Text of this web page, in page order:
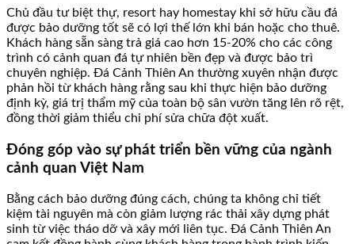
Chủ đầu tư biệt thự, resort hay homestay khi sở hữu cầu đá
được bảo dưỡng tốt sẽ có lợi thế lớn khi bán hoặc cho thuê.
Khách hàng sẵn sàng trả giá cao hơn 15-20% cho các công
trình có cảnh quan đá tự nhiên bền đẹp và được bảo trì
chuyên nghiệp. Đá Cảnh Thiên An thường xuyên nhận được
phản hồi từ khách hàng rằng sau khi thực hiện bảo dưỡng
định kỳ, giá trị thẩm mỹ của toàn bộ sân vườn tăng lên rõ rệt,
đồng thời giảm thiểu chi phí sửa chữa đột xuất.
Đóng góp vào sự phát triển bền vững của ngành
cảnh quan Việt Nam
Bằng cách bảo dưỡng đúng cách, chúng ta không chỉ tiết
kiệm tài nguyên mà còn giảm lượng rác thải xây dựng phát
sinh từ việc tháo dỡ và xây mới liên tục. Đá Cảnh Thiên An